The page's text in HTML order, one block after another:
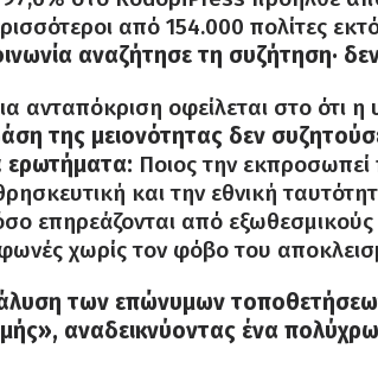
από 154.000 πολίτες
αναζήτησε τη συζήτηση·
ανταπόκριση οφείλεται στο ότι η
της μειονότητας δεν
ερωτήματα: Ποιος την εκπροσωπεί
και την εθνική
επηρεάζονται από
χωρίς τον φόβο του
των επώνυμων
αναδεικνύοντας ένα